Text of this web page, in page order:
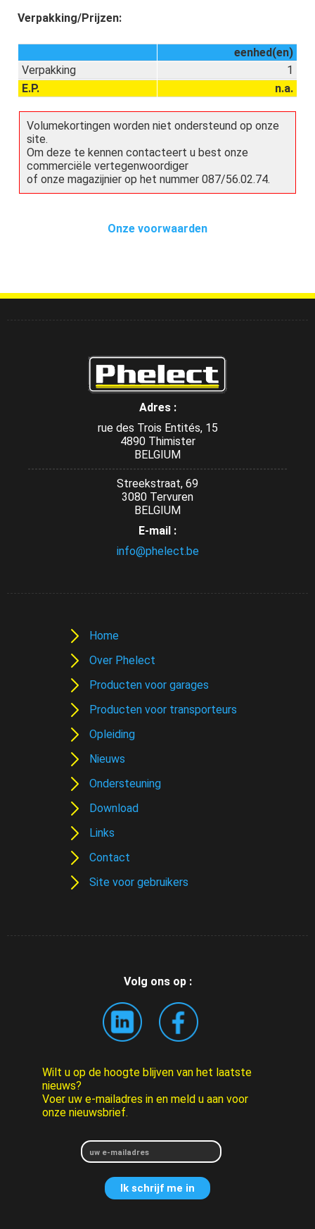
Verpakking/Prijzen:
eenhed(en)
Verpakking
1
E.P.
n.a.
Volumekortingen worden niet ondersteund op onze
site.
Om deze te kennen contacteert u best onze
commerciële vertegenwoordiger
of onze magazijnier op het nummer 087/56.02.74.
Onze voorwaarden
Adres :
rue des Trois Entités, 15
4890 Thimister
BELGIUM
Streekstraat, 69
3080 Tervuren
BELGIUM
E-mail :
info@phelect.be
Home
Over Phelect
Producten voor garages
Producten voor transporteurs
Opleiding
Nieuws
Ondersteuning
Download
Links
Contact
Site voor gebruikers
Volg ons op :
Wilt u op de hoogte blijven van het laatste
nieuws?
Voer uw e-mailadres in en meld u aan voor
onze nieuwsbrief.